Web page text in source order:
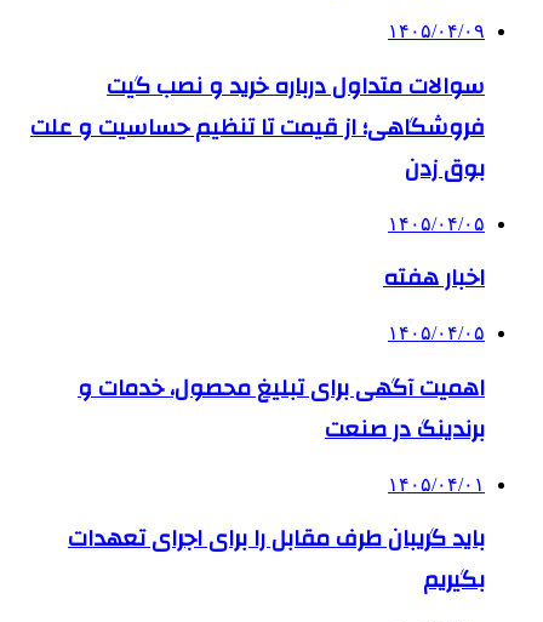
۱۴۰۵/۰۴/۰۹
سوالات متداول درباره خرید و نصب گیت
فروشگاهی؛ از قیمت تا تنظیم حساسیت و علت
بوق زدن
۱۴۰۵/۰۴/۰۵
اخبار هفته
۱۴۰۵/۰۴/۰۵
اهمیت آگهی برای تبلیغ محصول، خدمات و
برندینگ در صنعت
۱۴۰۵/۰۴/۰۱
باید گریبان طرف مقابل را برای اجرای تعهدات
بگیریم